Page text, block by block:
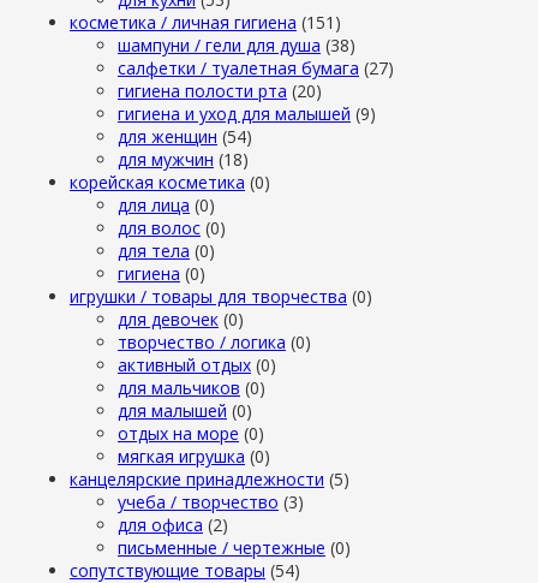
косметика / личная гигиена (151)
шампуни / гели для душа (38)
салфетки / туалетная бумага (27)
гигиена полости рта (20)
гигиена и уход для малышей (9)
для женщин (54)
для мужчин (18)
корейская косметика (0)
для лица (0)
для волос (0)
для тела (0)
гигиена (0)
игрушки / товары для творчества (0)
для девочек (0)
творчество / логика (0)
активный отдых (0)
для мальчиков (0)
для малышей (0)
отдых на море (0)
мягкая игрушка (0)
канцелярские принадлежности (5)
учеба / творчество (3)
для офиса (2)
письменные / чертежные (0)
сопутствующие товары (54)